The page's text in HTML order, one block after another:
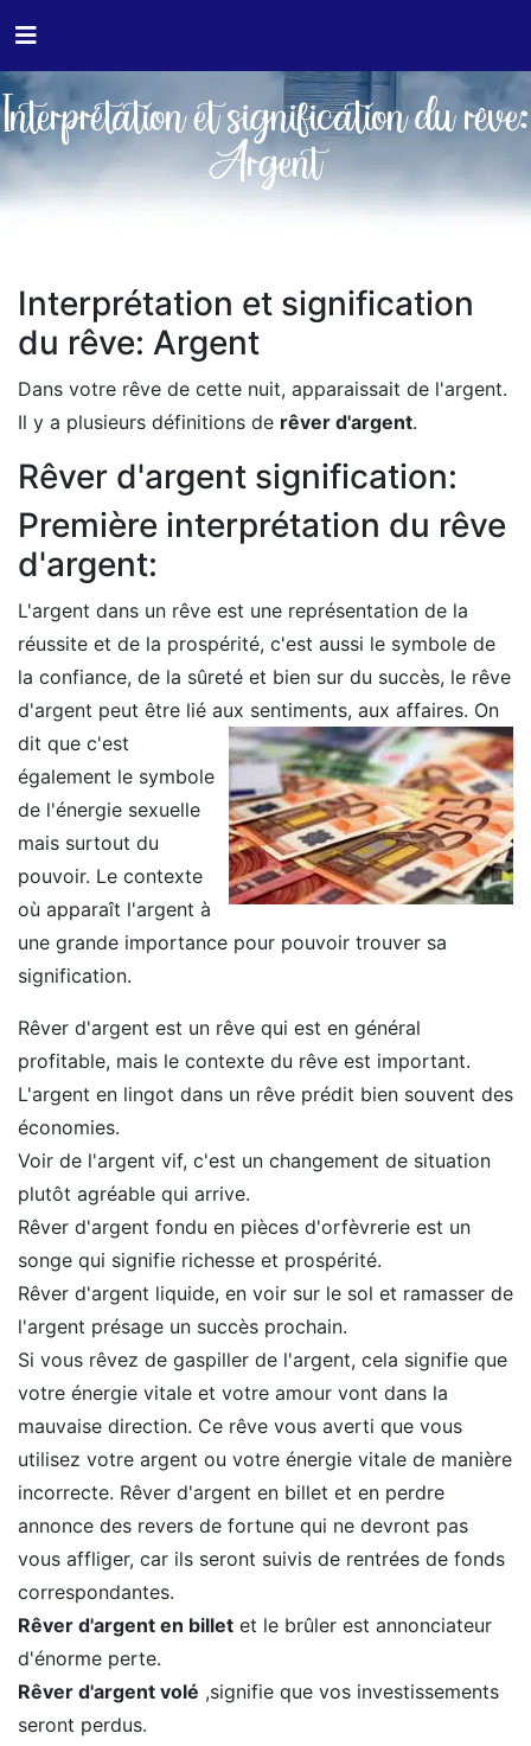
Interprétation et signification du rêve:
Argent
Interprétation et signification
du rêve: Argent
Dans votre rêve de cette nuit, apparaissait de l'argent.
Il y a plusieurs définitions de rêver d'argent.
Rêver d'argent signification:
Première interprétation du rêve
d'argent:
L'argent dans un rêve est une représentation de la
réussite et de la prospérité, c'est aussi le symbole de
la confiance, de la sûreté et bien sur du succès, le rêve
d'argent peut être lié aux sentiments, aux affaires. On
dit que c'est
également le symbole
de l'énergie sexuelle
mais surtout du
pouvoir. Le contexte
où apparaît l'argent à
une grande importance pour pouvoir trouver sa
signification.
Rêver d'argent est un rêve qui est en général
profitable, mais le contexte du rêve est important.
L'argent en lingot dans un rêve prédit bien souvent des
économies.
Voir de l'argent vif, c'est un changement de situation
plutôt agréable qui arrive.
Rêver d'argent fondu en pièces d'orfèvrerie est un
songe qui signifie richesse et prospérité.
Rêver d'argent liquide, en voir sur le sol et ramasser de
l'argent présage un succès prochain.
Si vous rêvez de gaspiller de l'argent, cela signifie que
votre énergie vitale et votre amour vont dans la
mauvaise direction. Ce rêve vous averti que vous
utilisez votre argent ou votre énergie vitale de manière
incorrecte. Rêver d'argent en billet et en perdre
annonce des revers de fortune qui ne devront pas
vous affliger, car ils seront suivis de rentrées de fonds
correspondantes.
Rêver d'argent en billet et le brûler est annonciateur
d'énorme perte.
Rêver d'argent volé ,signifie que vos investissements
seront perdus.